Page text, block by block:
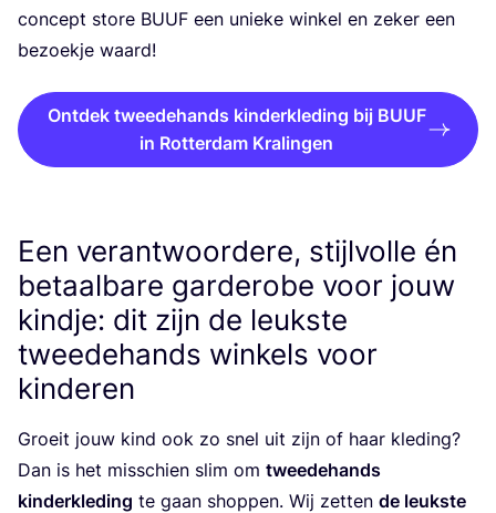
con­cept sto­re BUUF een unie­ke win­kel en zeker een
bezoek­je waard!
Ontdek tweedehands kinderkleding bij BUUF
in Rotterdam Kralingen
Een verantwoordere, stijlvolle én
betaalbare garderobe voor jouw
kindje: dit zijn de leukste
tweedehands winkels voor
kinderen
Groeit jouw kind ook zo snel uit zijn of haar kle­ding?
Dan is het mis­schien slim om twee­de­hands
kin­der­kle­ding te gaan shop­pen. Wij zet­ten de leuk­ste